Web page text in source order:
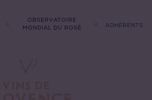
OBSERVATOIRE
MONDIAL DU ROSÉ
ADHÉRENTS